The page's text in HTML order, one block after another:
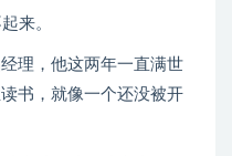
来。
理，他这两年一直满世
书，就像一个还没被开